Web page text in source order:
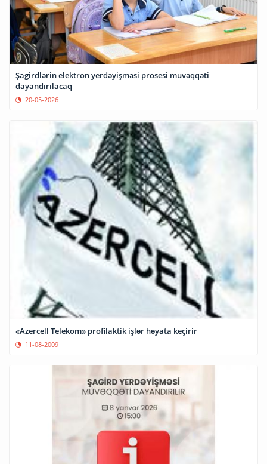
Şagirdlərin elektron yerdəyişməsi prosesi müvəqqəti
dayandırılacaq
20-05-2026
«Azercell Telekom» profilaktik işlər həyata keçirir
11-08-2009